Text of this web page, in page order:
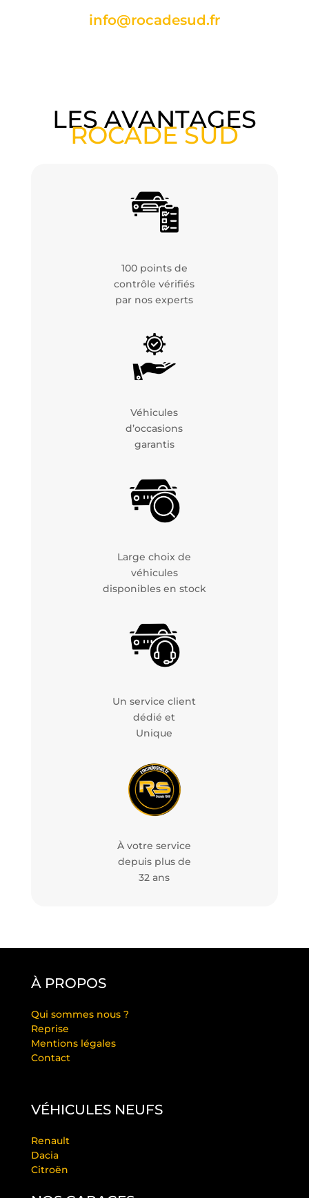
info@rocadesud.fr
LES AVANTAGES
ROCADE SUD
100 points de
contrôle vérifiés
par nos experts
Véhicules
d’occasions
garantis
Large choix de
véhicules
disponibles en stock
Un service client
dédié et
Unique
À votre service
depuis plus de
32 ans
À PROPOS
Qui sommes nous ?
Reprise
Mentions légales
Contact
VÉHICULES NEUFS
Renault
Dacia
Citroën